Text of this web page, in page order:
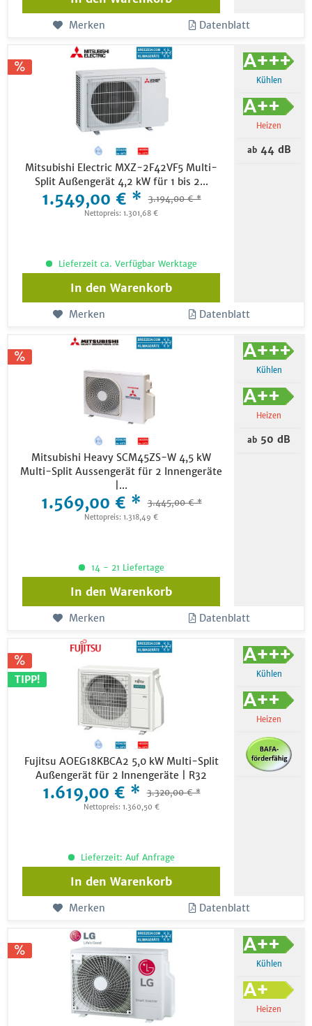
Merken Datenblatt
Mitsubishi Electric MXZ-2F42VF5 Multi-
Split Außengerät 4,2 kW für 1 bis 2...
1.549,00 € * 3.194,00 € *
Nettopreis: 1.301,68 €
Kühlen
Heizen
ab44 dB
Lieferzeit ca. Verfügbar Werktage
In den Warenkorb
Merken Datenblatt
Mitsubishi Heavy SCM45ZS-W 4,5 kW
Multi-Split Aussengerät für 2 Innengeräte
|...
1.569,00 € * 3.445,00 € *
Nettopreis: 1.318,49 €
Kühlen
Heizen
ab 50 dB
14 - 21 Liefertage
In den Warenkorb
Merken Datenblatt
TIPP!
Fujitsu AOEG18KBCA2 5,0 kW Multi-Split
Außengerät für 2 Innengeräte | R32
1.619,00 € * 3.320,00 € *
Nettopreis: 1.360,50 €
Kühlen
Heizen
Lieferzeit: Auf Anfrage
In den Warenkorb
Merken Datenblatt
Kühlen
Heizen